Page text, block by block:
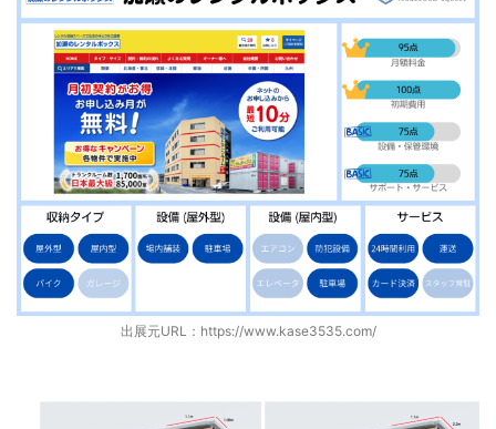
出展元URL： https://www.kase3535.com/